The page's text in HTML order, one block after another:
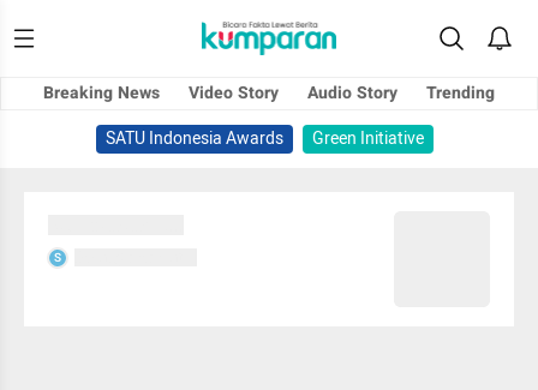
Breaking News Video Story Audio Story
Trending
SATU Indonesia Awards
Green Initiative
S